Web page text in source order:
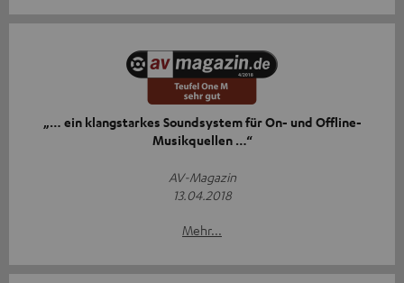
„… ein klangstarkes Soundsystem für On- und Offline-
Musikquellen …“
AV-Magazin
13.04.2018
Mehr...